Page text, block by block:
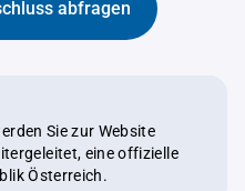
abfragen
Sie zur Website
Österreich.